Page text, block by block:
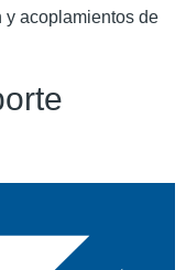
y acoplamientos de